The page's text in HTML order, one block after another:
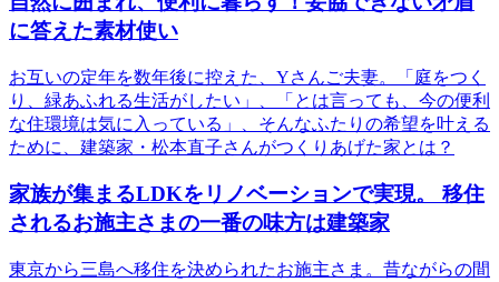
に答えた素材使い
お互いの定年を数年後に控えた、Yさんご夫妻。「庭をつく
り、緑あふれる生活がしたい」、「とは言っても、今の便利
な住環境は気に入っている」、そんなふたりの希望を叶える
ために、建築家・松本直子さんがつくりあげた家とは？
家族が集まるLDKをリノベーションで実現。 移住
されるお施主さまの一番の味方は建築家
東京から三島へ移住を決められたお施主さま。昔ながらの間